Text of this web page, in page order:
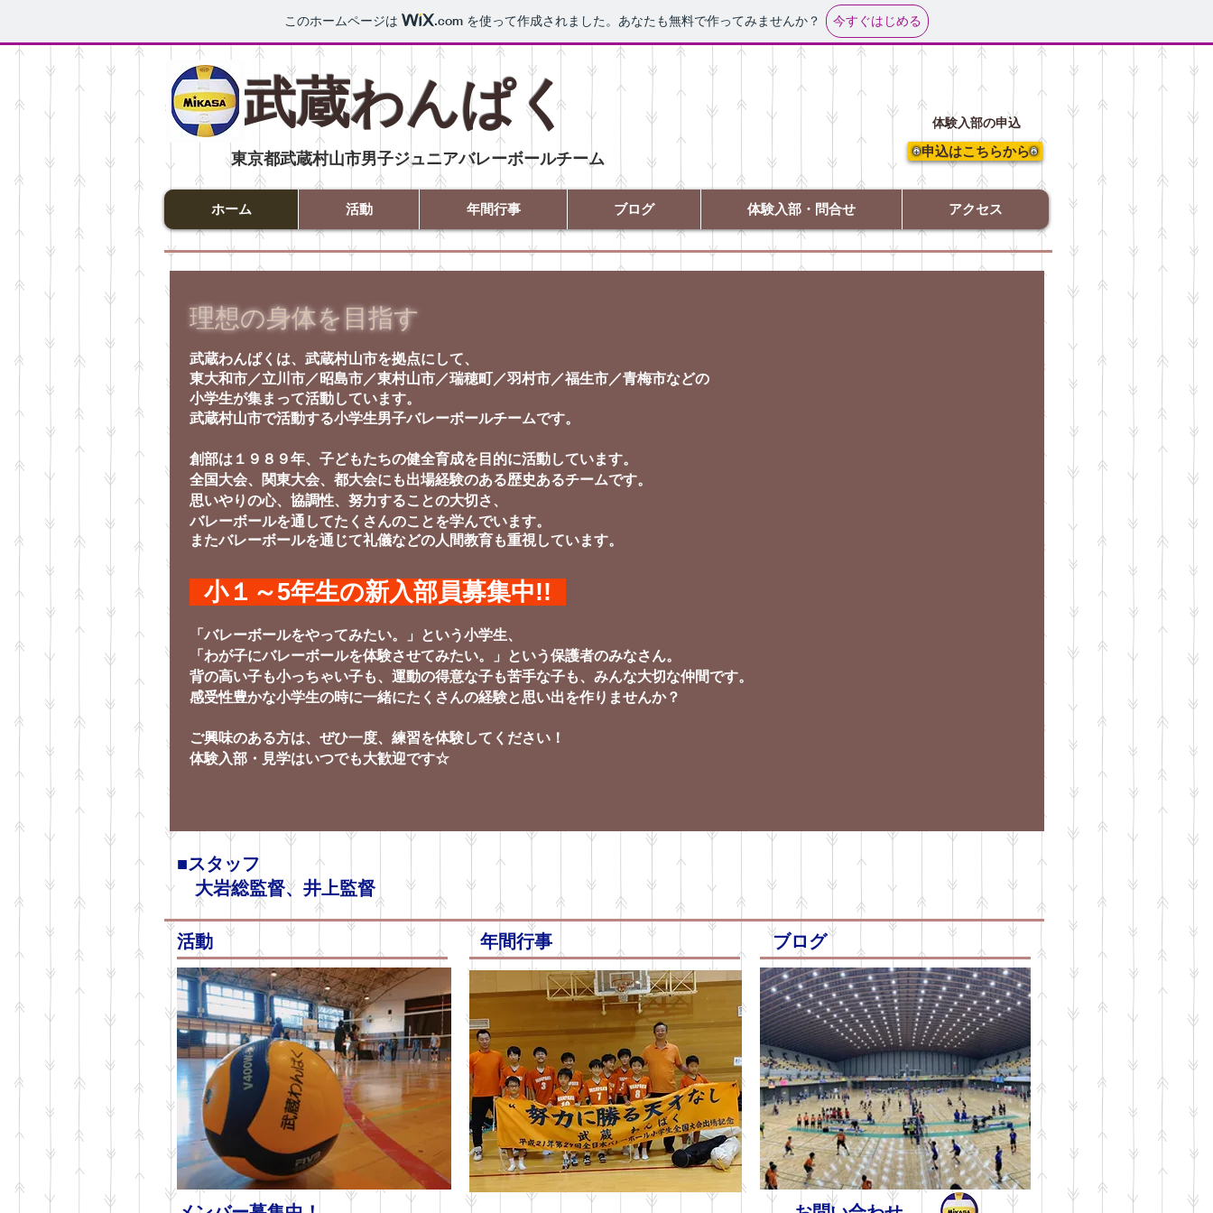
このホームページは .com を使って作成されました。あなたも無料で作ってみませんか？ 今すぐはじめる
武蔵わんぱく
東京都武蔵村山市男子ジュニアバレーボールチーム
体験入部の申込
申込はこちらから
ホーム 活動 年間行事 ブログ 体験入部・問合せ アクセス
理想の身体を目指す
武蔵わんぱくは、武蔵村山市を拠点にして、
東大和市／立川市／昭島市／東村山市／瑞穂町／羽村市／福生市／青梅市などの
小学生が集まって活動しています。
武蔵村山市で活動する小学生男子バレーボールチームです。
創部は１９８９年、子どもたちの健全育成を目的に活動しています。
全国大会、関東大会、都大会にも出場経験のある歴史あるチームです。
思いやりの心、協調性、努力することの大切さ、
バレーボールを通してたくさんのことを学んでいます。
またバレーボールを通じて礼儀などの人間教育も重視しています。
小１～5年生の新入部員募集中!!
「バレーボールをやってみたい。」という小学生、
「わが子にバレーボールを体験させてみたい。」という保護者のみなさん。
背の高い子も小っちゃい子も、運動の得意な子も苦手な子も、みんな大切な仲間です。
感受性豊かな小学生の時に一緒にたくさんの経験と思い出を作りませんか？
ご興味のある方は、ぜひ一度、練習を体験してください！
体験入部・見学はいつでも大歓迎です☆
■スタッフ
大岩総監督、井上監督
活動 年間行事 ブログ